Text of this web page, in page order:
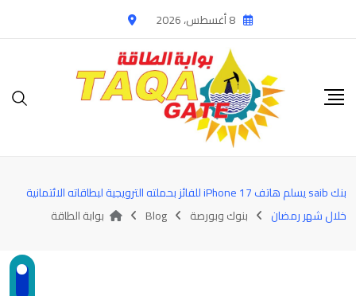
to
8 أغسطس، 2026
بنك saib يسلم هاتف iPhone 17 للفائز بحملته الترويجية لبطاقاته الائتمانية
خلال شهر رمضان
بنوك وبورصة Blog بوابة الطاقة